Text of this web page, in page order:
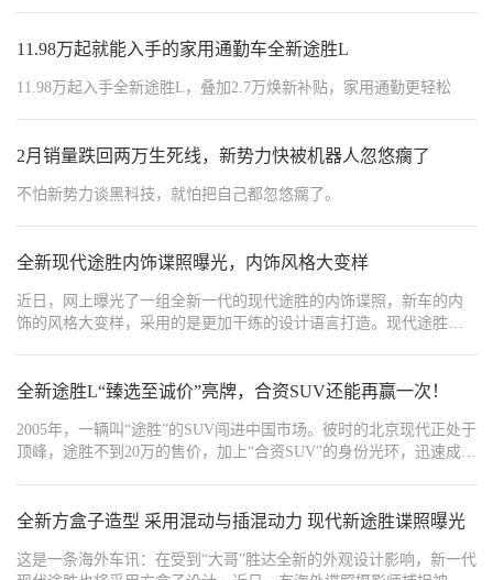
11.98万起就能入手的家用通勤车全新途胜L
11.98万起入手全新途胜L，叠加2.7万焕新补贴，家用通勤更轻松
2月销量跌回两万生死线，新势力快被机器人忽悠瘸了
不怕新势力谈黑科技，就怕把自己都忽悠瘸了。
全新现代途胜内饰谍照曝光，内饰风格大变样
近日，网上曝光了一组全新一代的现代途胜的内饰谍照，新车的内
饰的风格大变样，采用的是更加干练的设计语言打造。现代途胜定
型非常的成功，但是在国内并没有产生较大的影响，还得需要时间
整体表现还是很值得期待的。
全新途胜L“臻选至诚价”亮牌，合资SUV还能再赢一次！
2005年，一辆叫“途胜”的SUV闯进中国市场。彼时的北京现代正处于
顶峰，途胜不到20万的售价，加上“合资SUV”的身份光环，迅速成为
全新方盒子造型 采用混动与插混动力 现代新途胜谍照曝光
这是一条海外车讯：在受到“大哥”胜达全新的外观设计影响，新一代